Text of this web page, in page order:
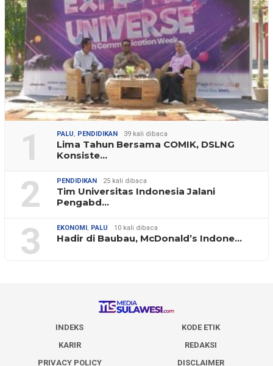
1 PALU, PENDIDIKAN 39 kali dibaca
Lima Tahun Bersama COMIK, DSLNG
Konsiste…
2 PENDIDIKAN 25 kali dibaca
Tim Universitas Indonesia Jalani
Pengabd…
3 EKONOMI , PALU 10 kali dibaca
Hadir di Baubau, McDonald’s Indone…
INDEKS
KODE ETIK
KARIR
REDAKSI
PRIVACY POLICY
DISCLAIMER